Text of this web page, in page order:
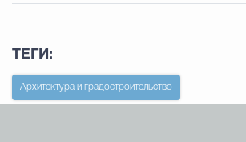
ТЕГИ:
Архитектура и градостроительство